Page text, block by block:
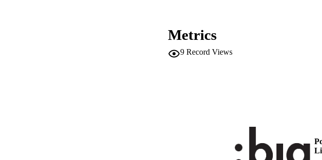
ACADEMIC UNIT
BOOK EDITORS Ioriatti
Metrics
9 Record Views